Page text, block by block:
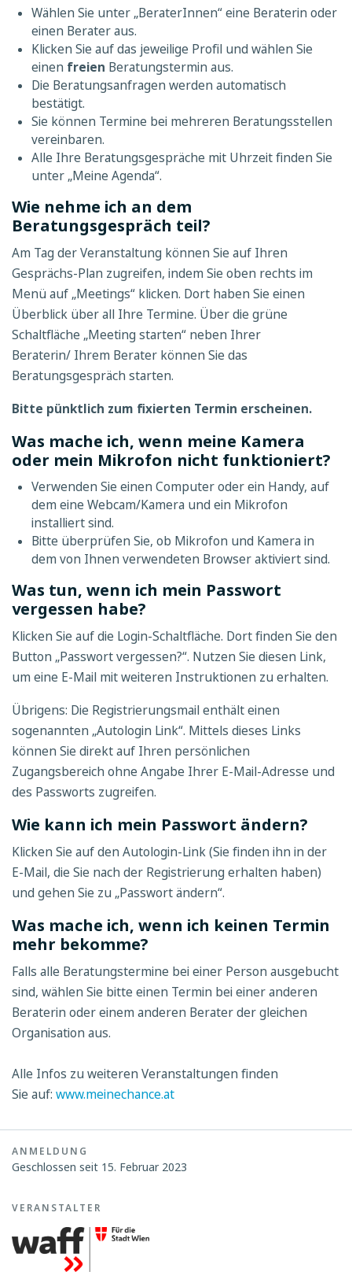
Wählen Sie unter „BeraterInnen“ eine Beraterin oder
einen Berater aus.
Klicken Sie auf das jeweilige Profil und wählen Sie
einen freien Beratungstermin aus.
Die Beratungsanfragen werden automatisch
bestätigt.
Sie können Termine bei mehreren Beratungsstellen
vereinbaren.
Alle Ihre Beratungsgespräche mit Uhrzeit finden Sie
unter „Meine Agenda“.
Wie nehme ich an dem
Beratungsgespräch teil?
Am Tag der Veranstaltung können Sie auf Ihren
Gesprächs-Plan zugreifen, indem Sie oben rechts im
Menü auf „Meetings“ klicken. Dort haben Sie einen
Überblick über all Ihre Termine. Über die grüne
Schaltfläche „Meeting starten“ neben Ihrer
Beraterin/ Ihrem Berater können Sie das
Beratungsgespräch starten.
Bitte pünktlich zum fixierten Termin erscheinen.
Was mache ich, wenn meine Kamera
oder mein Mikrofon nicht funktioniert?
Verwenden Sie einen Computer oder ein Handy, auf
dem eine Webcam/Kamera und ein Mikrofon
installiert sind.
Bitte überprüfen Sie, ob Mikrofon und Kamera in
dem von Ihnen verwendeten Browser aktiviert sind.
Was tun, wenn ich mein Passwort
vergessen habe?
Klicken Sie auf die Login-Schaltfläche. Dort finden Sie den
Button „Passwort vergessen?“. Nutzen Sie diesen Link,
um eine E-Mail mit weiteren Instruktionen zu erhalten.
Übrigens: Die Registrierungsmail enthält einen
sogenannten „Autologin Link“. Mittels dieses Links
können Sie direkt auf Ihren persönlichen
Zugangsbereich ohne Angabe Ihrer E-Mail-Adresse und
des Passworts zugreifen.
Wie kann ich mein Passwort ändern?
Klicken Sie auf den Autologin-Link (Sie finden ihn in der
E-Mail, die Sie nach der Registrierung erhalten haben)
und gehen Sie zu „Passwort ändern“.
Was mache ich, wenn ich keinen Termin
mehr bekomme?
Falls alle Beratungstermine bei einer Person ausgebucht
sind, wählen Sie bitte einen Termin bei einer anderen
Beraterin oder einem anderen Berater der gleichen
Organisation aus.
Alle Infos zu weiteren Veranstaltungen finden
Sie auf: www.meinechance.at
ANMELDUNG
Geschlossen seit 15. Februar 2023
VERANSTALTER